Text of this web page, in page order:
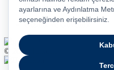
Gizlilik ve Güvenlik
© 2026 Turkcell